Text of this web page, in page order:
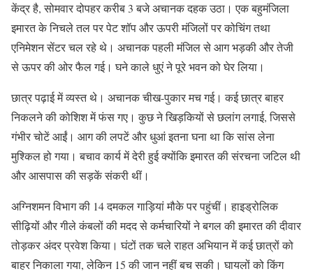
केंद्र है, सोमवार दोपहर करीब 3 बजे अचानक दहक उठा। एक बहुमंजिला
इमारत के निचले तल पर पेट शॉप और ऊपरी मंजिलों पर कोचिंग तथा
एनिमेशन सेंटर चल रहे थे। अचानक पहली मंजिल से आग भड़की और तेजी
से ऊपर की ओर फैल गई। घने काले धुएं ने पूरे भवन को घेर लिया।
छात्र पढ़ाई में व्यस्त थे। अचानक चीख-पुकार मच गई। कई छात्र बाहर
निकलने की कोशिश में फंस गए। कुछ ने खिड़कियों से छलांग लगाई, जिससे
गंभीर चोटें आईं। आग की लपटें और धुआं इतना घना था कि सांस लेना
मुश्किल हो गया। बचाव कार्य में देरी हुई क्योंकि इमारत की संरचना जटिल थी
और आसपास की सड़कें संकरी थीं।
अग्निशमन विभाग की 14 दमकल गाड़ियां मौके पर पहुंचीं। हाइड्रोलिक
सीढ़ियों और गीले कंबलों की मदद से कर्मचारियों ने बगल की इमारत की दीवार
तोड़कर अंदर प्रवेश किया। घंटों तक चले राहत अभियान में कई छात्रों को
बाहर निकाला गया, लेकिन 15 की जान नहीं बच सकी। घायलों को किंग